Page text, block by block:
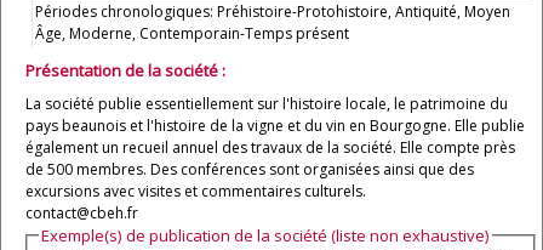
Périodes chronologiques: Préhistoire-Protohistoire, Antiquité, Moyen
Âge, Moderne, Contemporain-Temps présent
Présentation de la société :
La société publie essentiellement sur l'histoire locale, le patrimoine du
pays beaunois et l'histoire de la vigne et du vin en Bourgogne. Elle publie
également un recueil annuel des travaux de la société. Elle compte près
de 500 membres. Des conférences sont organisées ainsi que des
excursions avec visites et commentaires culturels.
contact@cbeh.fr
Exemple(s) de publication de la société (liste non exhaustive)